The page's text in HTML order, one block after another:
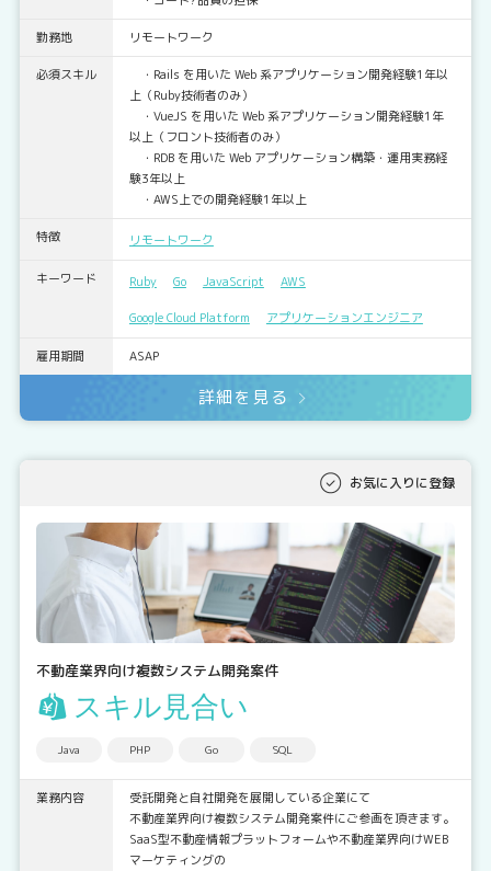
勤務地 リモートワーク
必須スキル
・Rails を用いた Web 系アプリケーション開発経験1年以
上（Ruby技術者のみ）
・VueJS を用いた Web 系アプリケーション開発経験1年
以上（フロント技術者のみ）
・RDB を用いた Web アプリケーション構築・運用実務経
験3年以上
・AWS上での開発経験1年以上
特徴 リモートワーク
キーワード Ruby Go JavaScript AWS
Google Cloud Platform アプリケーションエンジニア
雇用期間 ASAP
詳細を見る
お気に入りに登録
不動産業界向け複数システム開発案件
スキル見合い
Java PHP Go SQL
業務内容
受託開発と自社開発を展開している企業にて
不動産業界向け複数システム開発案件にご参画を頂きます。
SaaS型不動産情報プラットフォームや不動産業界向けWEB
マーケティングの